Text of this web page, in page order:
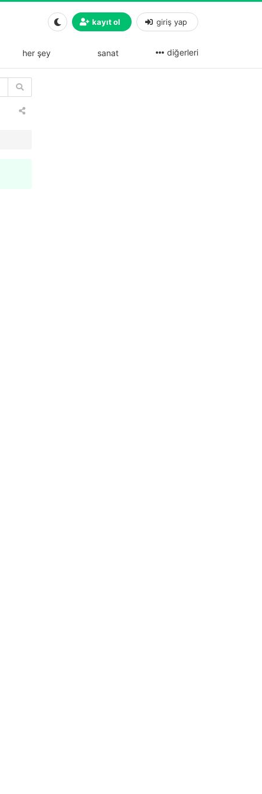
kayıt ol giriş yap
her şey sanat diğerleri